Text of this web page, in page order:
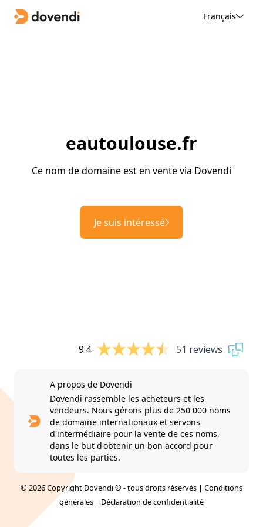
Français
eautoulouse.fr
Ce nom de domaine est en vente via Dovendi
Je suis intéressé
9.4 51 reviews
A propos de Dovendi
Dovendi rassemble les acheteurs et les
vendeurs. Nous gérons plus de 250 000 noms
de domaine internationaux et servons
d'intermédiaire pour la vente de ces noms,
dans le but d'obtenir un bon accord pour
toutes les parties.
© 2026 Copyright Dovendi © - tous droits réservés | Conditions
générales | Déclaration de confidentialité